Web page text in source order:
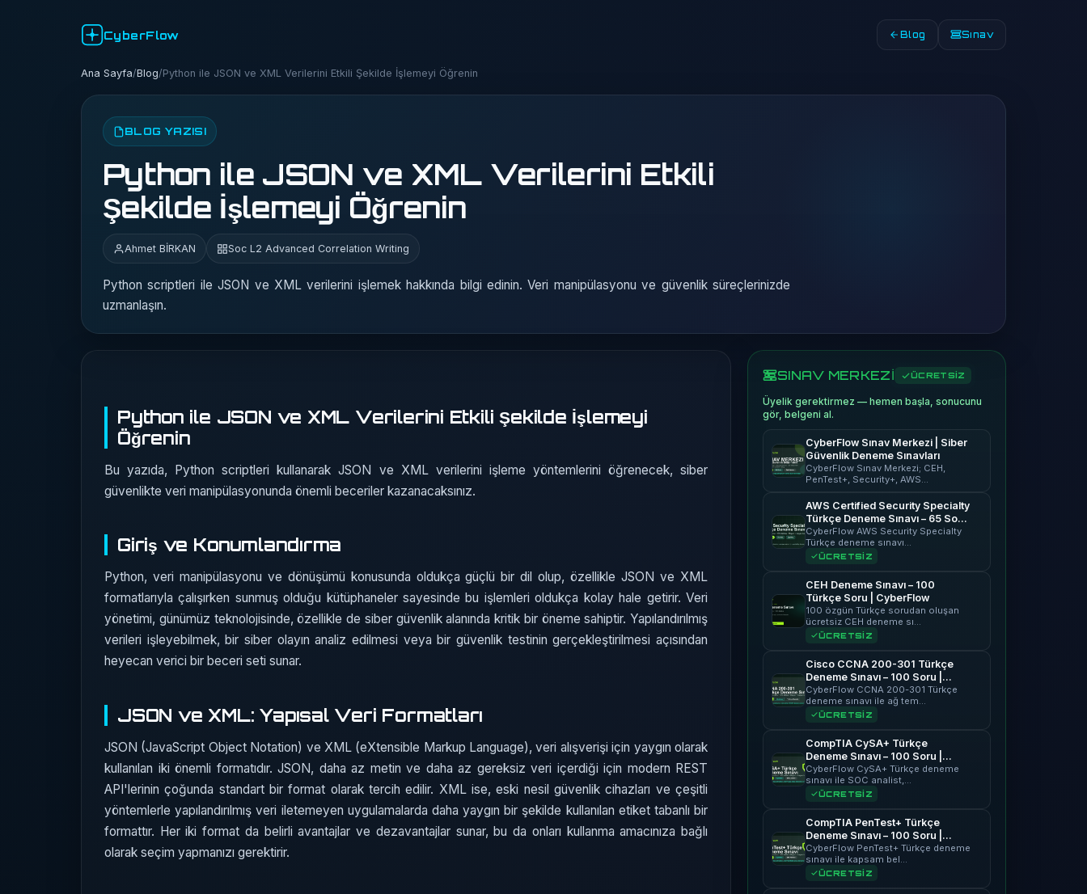
CyberFlow Blog Sınav
Ana Sayfa/Blog/Python ile JSON ve XML Verilerini Etkili Şekilde İşlemeyi Öğrenin
BLOG YAZISI
Python ile JSON ve XML Verilerini Etkili
Şekilde İşlemeyi Öğrenin
Ahmet BİRKAN Soc L2 Advanced Correlation Writing
Python scriptleri ile JSON ve XML verilerini işlemek hakkında bilgi edinin. Veri manipülasyonu ve güvenlik süreçlerinizde
uzmanlaşın.
Python ile JSON ve XML Verilerini Etkili Şekilde İşlemeyi
Öğrenin
Bu yazıda, Python scriptleri kullanarak JSON ve XML verilerini işleme yöntemlerini öğrenecek, siber
güvenlikte veri manipülasyonunda önemli beceriler kazanacaksınız.
Giriş ve Konumlandırma
Python, veri manipülasyonu ve dönüşümü konusunda oldukça güçlü bir dil olup, özellikle JSON ve XML
formatlarıyla çalışırken sunmuş olduğu kütüphaneler sayesinde bu işlemleri oldukça kolay hale getirir. Veri
yönetimi, günümüz teknolojisinde, özellikle de siber güvenlik alanında kritik bir öneme sahiptir. Yapılandırılmış
verileri işleyebilmek, bir siber olayın analiz edilmesi veya bir güvenlik testinin gerçekleştirilmesi açısından
heyecan verici bir beceri seti sunar.
JSON ve XML: Yapısal Veri Formatları
JSON (JavaScript Object Notation) ve XML (eXtensible Markup Language), veri alışverişi için yaygın olarak
kullanılan iki önemli formatıdır. JSON, daha az metin ve daha az gereksiz veri içerdiği için modern REST
API'lerinin çoğunda standart bir format olarak tercih edilir. XML ise, eski nesil güvenlik cihazları ve çeşitli
yöntemlerle yapılandırılmış veri iletemeyen uygulamalarda daha yaygın bir şekilde kullanılan etiket tabanlı bir
formattır. Her iki format da belirli avantajlar ve dezavantajlar sunar, bu da onları kullanma amacınıza bağlı
olarak seçim yapmanızı gerektirir.
SINAV MERKEZİ ÜCRETSİZ
Üyelik gerektirmez — hemen başla, sonucunu
gör, belgeni al.
CyberFlow Sınav Merkezi | Siber
Güvenlik Deneme Sınavları
CyberFlow Sınav Merkezi; CEH,
PenTest+, Security+, AWS…
AWS Certified Security Specialty
Türkçe Deneme Sınavı – 65 Soru
| CyberFlow
CyberFlow AWS Security Specialty
Türkçe deneme sınavı…
ÜCRETSİZ
CEH Deneme Sınavı – 100
Türkçe Soru | CyberFlow
100 özgün Türkçe sorudan oluşan
ücretsiz CEH deneme sı…
ÜCRETSİZ
Cisco CCNA 200-301 Türkçe
Deneme Sınavı – 100 Soru |
CyberFlow
CyberFlow CCNA 200-301 Türkçe
deneme sınavı ile ağ tem…
ÜCRETSİZ
CompTIA CySA+ Türkçe
Deneme Sınavı – 100 Soru |
CyberFlow
CyberFlow CySA+ Türkçe deneme
sınavı ile SOC analist,…
ÜCRETSİZ
CompTIA PenTest+ Türkçe
Deneme Sınavı – 100 Soru |
CyberFlow
CyberFlow PenTest+ Türkçe deneme
sınavı ile kapsam bel…
ÜCRETSİZ